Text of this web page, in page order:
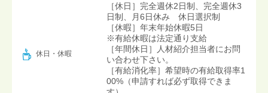
休日・休暇
［休日］完全週休2日制、完全週休3
日制、月6日休み 休日選択制
［休暇］年末年始休暇5日
※有給休暇は法定通り支給
［年間休日］人材紹介担当者にお問
い合わせ下さい。
［有給消化率］希望時の有給取得率1
00%（申請すれば必ず取得できま